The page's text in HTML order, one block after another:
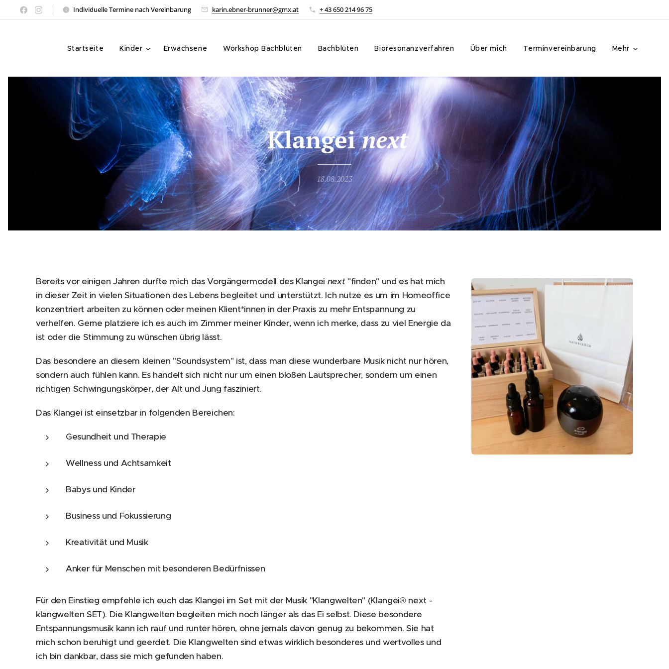
Individuelle Termine nach Vereinbarung karin.ebner-brunner@gmx.at + 43 650 214 96 75
Startseite Kinder Erwachsene Workshop Bachblüten Bachblüten Bioresonanzverfahren Über mich Terminvereinbarung Mehr
Klangeinext
18.08.2023
Bereits vor einigen Jahren durfte mich das Vorgängermodell des Klangei next "finden" und es hat mich
in dieser Zeit in vielen Situationen des Lebens begleitet und unterstützt. Ich nutze es um im Homeoffice
konzentriert arbeiten zu können oder meinen Klient*innen in der Praxis zu mehr Entspannung zu
verhelfen. Gerne platziere ich es auch im Zimmer meiner Kinder, wenn ich merke, dass zu viel Energie da
ist oder die Stimmung zu wünschen übrig lässt.
Das besondere an diesem kleinen "Soundsystem" ist, dass man diese wunderbare Musik nicht nur hören,
sondern auch fühlen kann. Es handelt sich nicht nur um einen bloßen Lautsprecher, sondern um einen
richtigen Schwingungskörper, der Alt und Jung fasziniert.
Das Klangei ist einsetzbar in folgenden Bereichen:
Gesundheit und Therapie
Wellness und Achtsamkeit
Babys und Kinder
Business und Fokussierung
Kreativität und Musik
Anker für Menschen mit besonderen Bedürfnissen
Für den Einstieg empfehle ich euch das Klangei im Set mit der Musik "Klangwelten" (Klangei® next -
klangwelten SET). Die Klangwelten begleiten mich noch länger als das Ei selbst. Diese besondere
Entspannungsmusik kann ich rauf und runter hören, ohne jemals davon genug zu bekommen. Sie hat
mich schon beruhigt und geerdet. Die Klangwelten sind etwas wirklich besonderes und wertvolles und
ich bin dankbar, dass sie mich gefunden haben.